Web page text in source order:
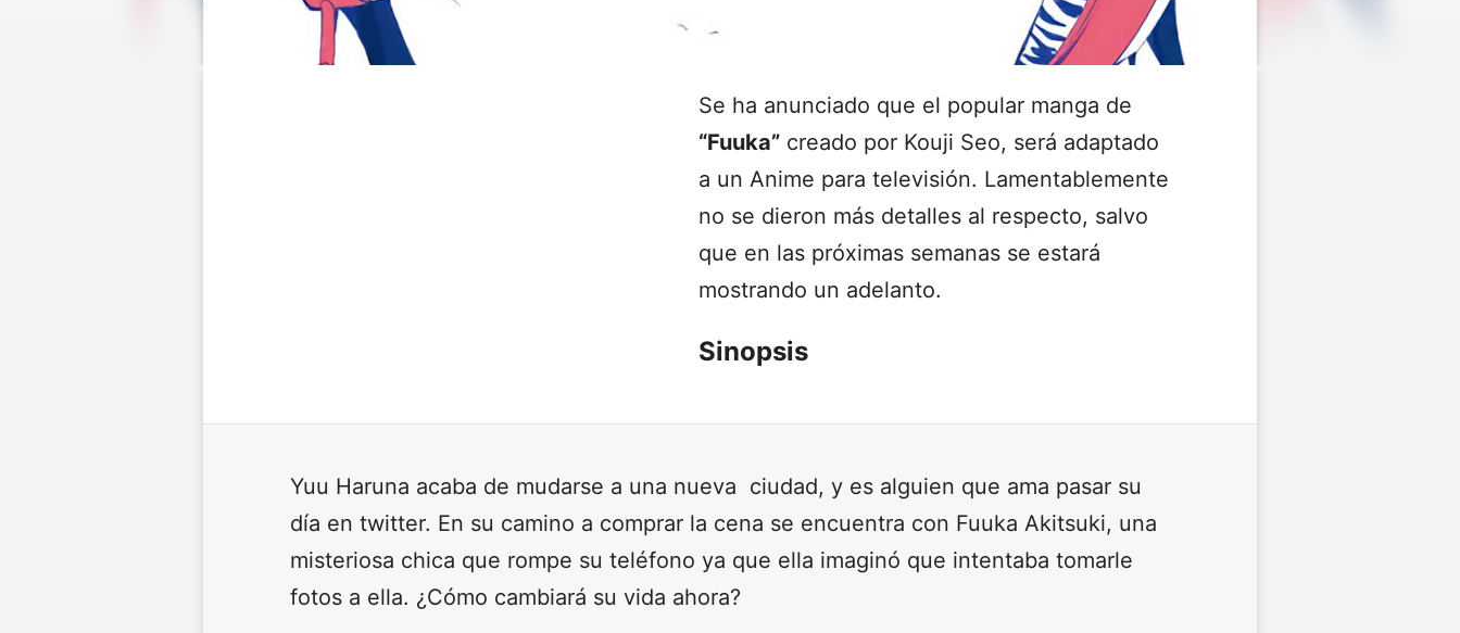
Se ha anunciado que el popular manga de
“Fuuka” creado por Kouji Seo, será adaptado
a un Anime para televisión. Lamentablemente
no se dieron más detalles al respecto, salvo
que en las próximas semanas se estará
mostrando un adelanto.
Sinopsis
Yuu Haruna acaba de mudarse a una nueva ciudad, y es alguien que ama pasar su
día en twitter. En su camino a comprar la cena se encuentra con Fuuka Akitsuki, una
misteriosa chica que rompe su teléfono ya que ella imaginó que intentaba tomarle
fotos a ella. ¿Cómo cambiará su vida ahora?